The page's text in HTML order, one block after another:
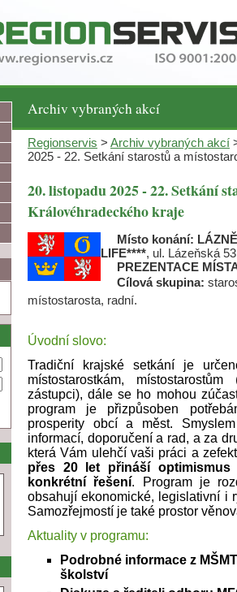
Archiv vybraných akcí
Regionservis > Archiv vybraných akcí
2025 - 22. Setkání starostů a
20. listopadu 2025 - 22. Setkání
Královéhradeckého kraje
Místo konání:
LIFE****, ul. Lázeňská
PREZENTACE
Cílová skupina:
místostarosta, radní.
Úvodní slovo:
Tradiční krajské setkání je
místostarostkám,
zástupci), dále se ho mohou
program je přizpůsoben
prosperity obcí a měst.
informací, doporučení a rad, a za
která Vám ulehčí vaši práci a
přes 20 let přináší
konkrétní řešení. Program je
obsahují ekonomické, legislativní i
Samozřejmostí je také prostor
Aktuality v programu:
Podrobné informace z
školství